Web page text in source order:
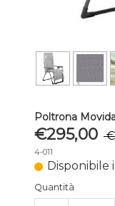
Poltrona
€295,00
4-011
Disponibile
Quantità